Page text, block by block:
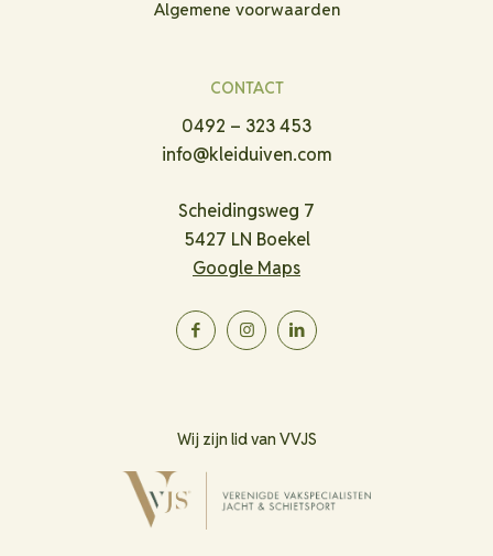
Algemene voorwaarden
CONTACT
0492 – 323 453
info@kleiduiven.com
Scheidingsweg 7
5427 LN Boekel
Google Maps
Wij zijn lid van VVJS